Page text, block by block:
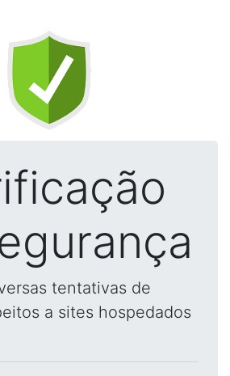
tentativas de
a sites hospedados